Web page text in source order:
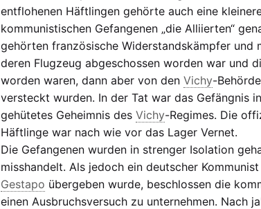
entflohenen Häftlingen gehörte auch eine
kommunistischen Gefangenen „die Alliierten“
gehörten französische Widerstandskämpfer und
deren Flugzeug abgeschossen worden war und
worden waren, dann aber von den Vichy-
versteckt wurden. In der Tat war das Gefängnis
gehütetes Geheimnis des Vichy-Regimes. Die
Häftlinge war nach wie vor das Lager Vernet.
Die Gefangenen wurden in strenger Isolation
misshandelt. Als jedoch ein deutscher
Gestapo übergeben wurde, beschlossen die
einen Ausbruchsversuch zu unternehmen. Nach